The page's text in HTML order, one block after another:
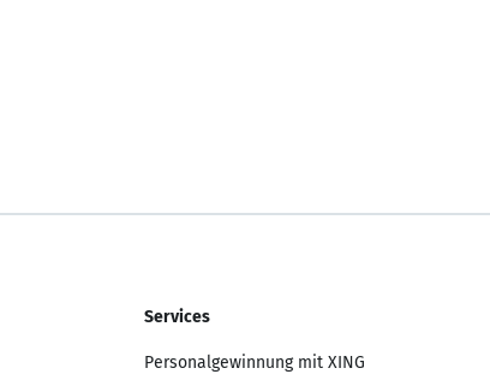
Services
Personalgewinnung mit XING